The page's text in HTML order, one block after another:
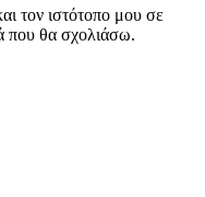
τον ιστότοπο μου σε
που θα σχολιάσω.